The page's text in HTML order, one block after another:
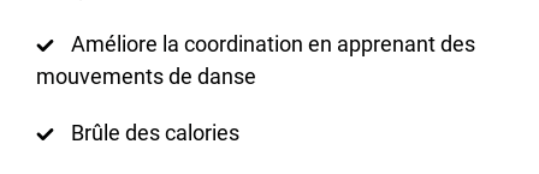
Améliore la coordination en apprenant des
mouvements de danse
Brûle des calories